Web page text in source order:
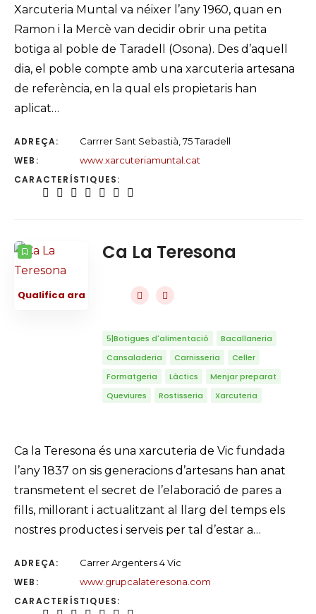
Xarcuteria Muntal va néixer l’any 1960, quan en
Ramon i la Mercè van decidir obrir una petita
botiga al poble de Taradell (Osona). Des d’aquell
dia, el poble compte amb una xarcuteria artesana
de referència, en la qual els propietaris han
aplicat…
ADREÇA: Carrrer Sant Sebastià, 75 Taradell
WEB: www.xarcuteriamuntal.cat
CARACTERÍSTIQUES:
Qualifica ara
Ca La Teresona
5|Botigues d'alimentació
Bacallaneria
Cansaladeria
Carnisseria
Celler
Formatgeria
Làctics
Menjar preparat
Queviures
Rostisseria Xarcuteria
Ca la Teresona és una xarcuteria de Vic fundada
l’any 1837 on sis generacions d’artesans han anat
transmetent el secret de l’elaboració de pares a
fills, millorant i actualitzant al llarg del temps els
nostres productes i serveis per tal d’estar a…
ADREÇA: Carrer Argenters 4 Vic
WEB: www.grupcalateresona.com
CARACTERÍSTIQUES: